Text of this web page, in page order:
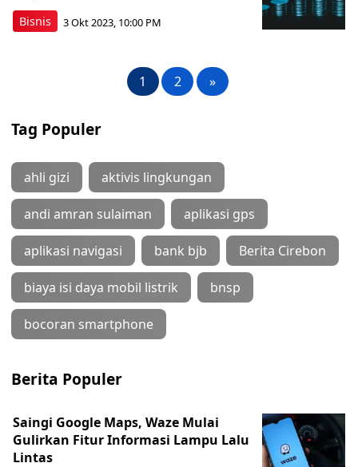
Bisnis 3 Okt 2023, 10:00 PM
1 2 »
Tag Populer
ahli gizi aktivis lingkungan
andi amran sulaiman aplikasi gps
aplikasi navigasi bank bjb Berita Cirebon
biaya isi daya mobil listrik bnsp
bocoran smartphone
Berita Populer
Saingi Google Maps, Waze Mulai
Gulirkan Fitur Informasi Lampu Lalu
Lintas